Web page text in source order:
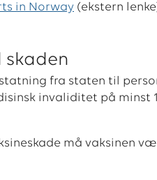
in Norway (ekstern
skaden
fra staten til
invaliditet på minst
må vaksinen